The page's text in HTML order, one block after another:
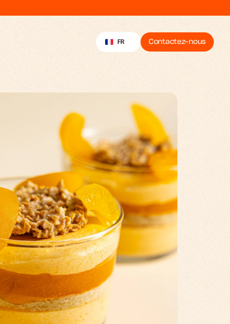
Select Language
FR Contactez-nous